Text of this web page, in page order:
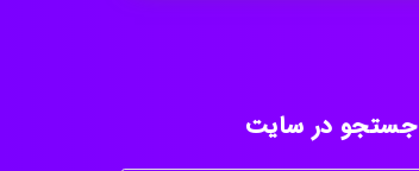
جستجو در سایت